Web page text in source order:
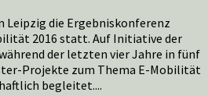
Leipzig die Ergebniskonferenz
2016 statt. Auf Initiative der
der letzten vier Jahre in fünf
Projekte zum Thema E-Mobilität
begleitet....